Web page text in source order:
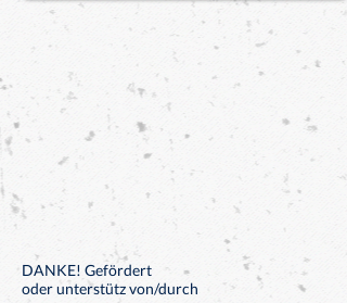
DANKE! Gefördert
oder unterstütz von/durch